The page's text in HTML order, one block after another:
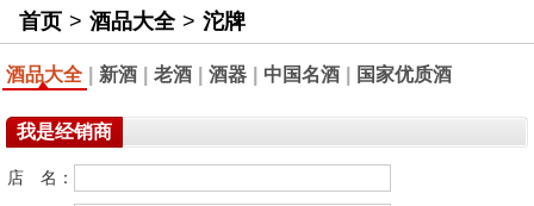
首页 > 酒品大全 > 沱牌
酒品大全 新酒 老酒 酒器 中国名酒 国家优质酒
我是经销商
店 名：